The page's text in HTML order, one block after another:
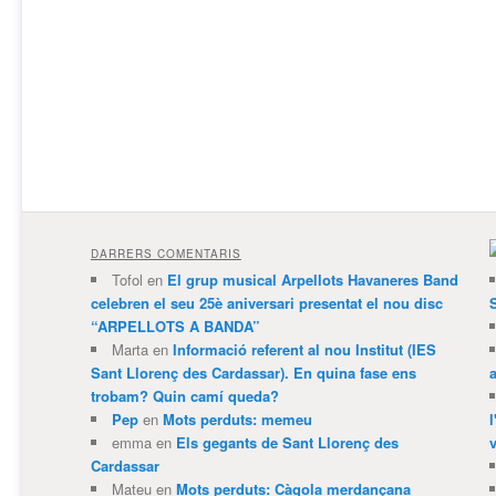
DARRERS COMENTARIS
Tofol en El grup musical Arpellots Havaneres Band
celebren el seu 25è aniversari presentat el nou disc
“ARPELLOTS A BANDA”
Martaen Informació referent al nou Institut (IES
Sant Llorenç des Cardassar). En quina fase ens
trobam? Quin camí queda?
Pepen Mots perduts: memeu
emmaen Els gegants de Sant Llorenç des
Cardassar
Mateuen Mots perduts: Càgola merdançana